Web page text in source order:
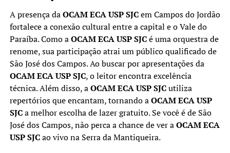
A presença daOCAM ECA USP SJCem Campos do Jordão
fortalece a conexão cultural entre a capital e o Vale do
Paraíba. Como aOCAM ECA USP SJCé uma orquestra de
renome, sua participação atrai um público qualificado de
São José dos Campos. Ao buscar por apresentações da
OCAM ECA USP SJC, o leitor encontra excelência
técnica. Além disso, aOCAM ECA USP SJCutiliza
repertórios que encantam, tornando aOCAM ECA USP
SJCa melhor escolha de lazer gratuito. Se você é de São
José dos Campos, não perca a chance de ver aOCAM ECA
USP SJCao vivo na Serra da Mantiqueira.